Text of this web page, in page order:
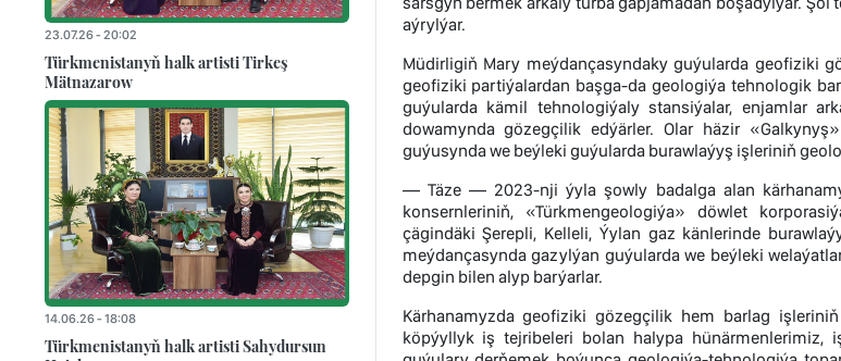
aýrylýar.
Müdirligiň Mary meýdançasyndaky guýularda geofiziki
geofiziki partiýalardan başga-da geologiýa tehnologik
guýularda kämil tehnologiýaly stansiýalar, enjamlar
dowamynda gözegçilik edýärler. Olar häzir
guýusynda we beýleki guýularda burawlaýyş işleriniň
— Täze — 2023-nji ýyla şowly badalga alan
konsernleriniň, «Türkmengeologiýa» döwlet
çägindäki Şerepli, Kelleli, Ýylan gaz känlerinde
meýdançasynda gazylýan guýularda we beýleki
depgin bilen alyp barýarlar.
Kärhanamyzda geofiziki gözegçilik hem barlag
köpýyllyk iş tejribeleri bolan halypa hünärmenlerimiz,
23.07.26 - 20:02
Türkmenistanyň halk artisti Tirkeş
Mätnazarow
14.06.26 - 18:08
Türkmenistanyň halk artisti Sahydursun